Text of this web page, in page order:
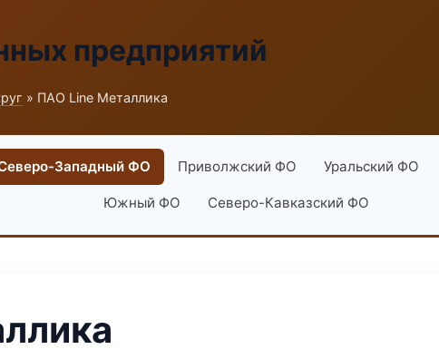
предприятий
» ПАО Line Металлика
Западный ФО Приволжский ФО Уральский ФО
Южный ФО Северо-Кавказский ФО